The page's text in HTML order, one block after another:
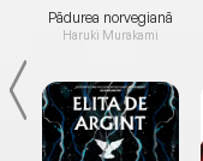
Pădurea norvegiană
Haruki Murakami